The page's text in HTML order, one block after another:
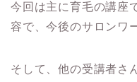
今回は主に育毛の講座
容で、今後のサロンワ
そして、他の受講者さ